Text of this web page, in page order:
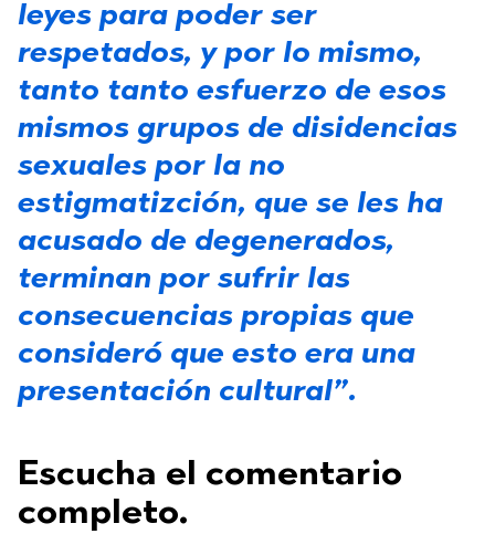
leyes para poder ser
respetados, y por lo mismo,
tanto tanto esfuerzo de esos
mismos grupos de disidencias
sexuales por la no
estigmatizción, que se les ha
acusado de degenerados,
terminan por sufrir las
consecuencias propias que
consideró que esto era una
presentación cultural”.
Escucha el comentario
completo.